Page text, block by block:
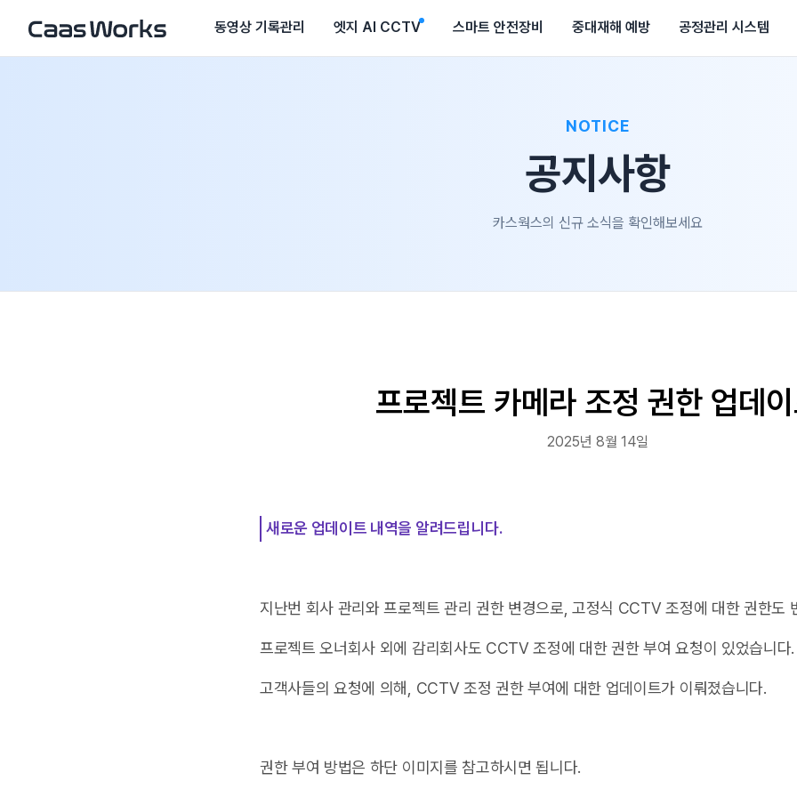
동영상 기록관리 엣지 AI CCTV 스마트 안전장비 중대재해 예방 공정관리 시스템
NOTICE
공지사항
카스웍스의 신규 소식을 확인해보세요
프로젝트 카메라 조정 권한 업데
2025년 8월 14일
새로운 업데이트 내역을 알려드립니다.
지난번 회사 관리와 프로젝트 관리 권한 변경으로, 고정식 CCTV 조정에 대한 권한도
프로젝트 오너회사 외에 감리회사도 CCTV 조정에 대한 권한 부여 요청이 있었습니다.
고객사들의 요청에 의해, CCTV 조정 권한 부여에 대한 업데이트가 이뤄졌습니다.
권한 부여 방법은 하단 이미지를 참고하시면 됩니다.